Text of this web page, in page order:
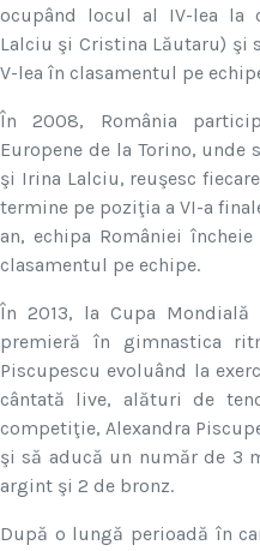
ocupând locul al IV-lea la
Lalciu şi Cristina Lăutaru) şi
V-lea în clasamentul pe
În 2008, România
Europene de la Torino, unde
şi Irina Lalciu, reuşesc
termine pe poziţia a VI-a
an, echipa României
clasamentul pe echipe.
În 2013, la Cupa
premieră în gimnastica
Piscupescu evoluând la
cântată live, alături de
competiţie, Alexandra
şi să aducă un număr de 3
argint şi 2 de bronz.
După o lungă perioadă în